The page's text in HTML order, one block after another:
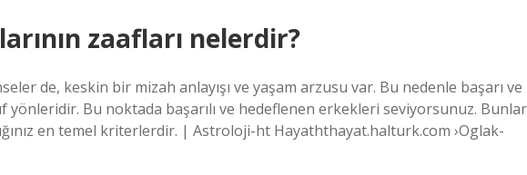
zaafları nelerdir?
de, keskin bir mizah anlayışı ve yaşam arzusu var. Bu nedenle başarı ve
yönleridir. Bu noktada başarılı ve hedeflenen erkekleri seviyorsunuz.
en temel kriterlerdir. | Astroloji-ht Hayaththayat.halturk.com ›Oglak-